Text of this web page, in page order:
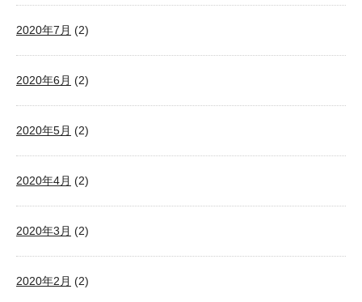
2020年7月 (2)
2020年6月 (2)
2020年5月 (2)
2020年4月 (2)
2020年3月 (2)
2020年2月 (2)